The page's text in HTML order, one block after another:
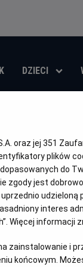
DZIECI
Unite
oraz jej 351
plików
do
zgody jest
udzieloną
interes
Więcej informacji
zainstalowanie i
końcowym.